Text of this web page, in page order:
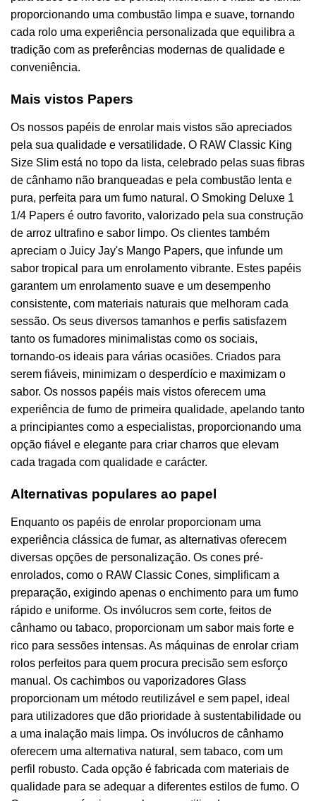
proporcionando uma combustão limpa e suave, tornando
cada rolo uma experiência personalizada que equilibra a
tradição com as preferências modernas de qualidade e
conveniência.
Mais vistos Papers
Os nossos papéis de enrolar mais vistos são apreciados
pela sua qualidade e versatilidade. O RAW Classic King
Size Slim está no topo da lista, celebrado pelas suas fibras
de cânhamo não branqueadas e pela combustão lenta e
pura, perfeita para um fumo natural. O Smoking Deluxe 1
1/4 Papers é outro favorito, valorizado pela sua construção
de arroz ultrafino e sabor limpo. Os clientes também
apreciam o Juicy Jay's Mango Papers, que infunde um
sabor tropical para um enrolamento vibrante. Estes papéis
garantem um enrolamento suave e um desempenho
consistente, com materiais naturais que melhoram cada
sessão. Os seus diversos tamanhos e perfis satisfazem
tanto os fumadores minimalistas como os sociais,
tornando-os ideais para várias ocasiões. Criados para
serem fiáveis, minimizam o desperdício e maximizam o
sabor. Os nossos papéis mais vistos oferecem uma
experiência de fumo de primeira qualidade, apelando tanto
a principiantes como a especialistas, proporcionando uma
opção fiável e elegante para criar charros que elevam
cada tragada com qualidade e carácter.
Alternativas populares ao papel
Enquanto os papéis de enrolar proporcionam uma
experiência clássica de fumar, as alternativas oferecem
diversas opções de personalização. Os cones pré-
enrolados, como o RAW Classic Cones, simplificam a
preparação, exigindo apenas o enchimento para um fumo
rápido e uniforme. Os invólucros sem corte, feitos de
cânhamo ou tabaco, proporcionam um sabor mais forte e
rico para sessões intensas. As máquinas de enrolar criam
rolos perfeitos para quem procura precisão sem esforço
manual. Os cachimbos ou vaporizadores Glass
proporcionam um método reutilizável e sem papel, ideal
para utilizadores que dão prioridade à sustentabilidade ou
a uma inalação mais limpa. Os invólucros de cânhamo
oferecem uma alternativa natural, sem tabaco, com um
perfil robusto. Cada opção é fabricada com materiais de
qualidade para se adequar a diferentes estilos de fumo. O